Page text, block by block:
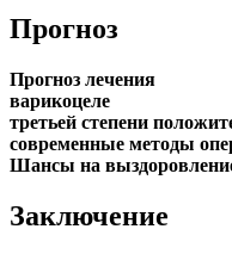
Прогноз
Прогноз лечения
варикоцеле
третьей степени
современные методы
Шансы на
Заключение